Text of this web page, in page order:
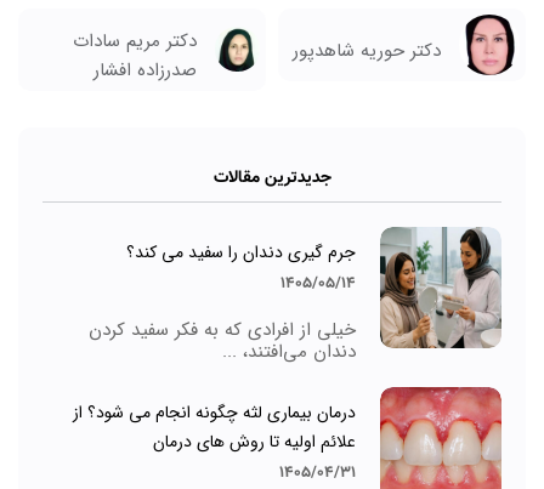
دکتر حوریه شاهدپور
دکتر مریم سادات
صدرزاده افشار
جدیدترین مقالات
جرم گیری دندان را سفید می کند؟
1405/05/14
خیلی از افرادی که به فکر سفید کردن
دندان می‌افتند، ...
درمان بیماری لثه چگونه انجام می شود؟ از
علائم اولیه تا روش های درمان
1405/04/31